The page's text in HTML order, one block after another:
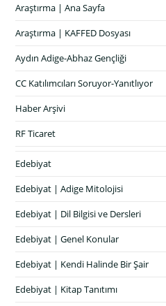
Araştırma | Ana Sayfa
Araştırma | KAFFED Dosyası
Aydın Adige-Abhaz Gençliği
CC Katılımcıları Soruyor-Yanıtlıyor
Haber Arşivi
RF Ticaret
Edebiyat
Edebiyat | Adige Mitolojisi
Edebiyat | Dil Bilgisi ve Dersleri
Edebiyat | Genel Konular
Edebiyat | Kendi Halinde Bir Şair
Edebiyat | Kitap Tanıtımı